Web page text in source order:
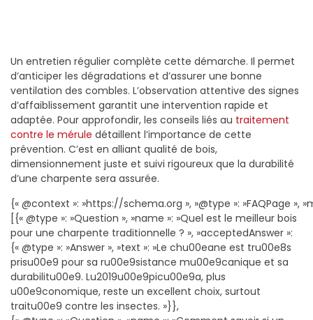
Un entretien régulier complète cette démarche. Il permet
d’anticiper les dégradations et d’assurer une bonne
ventilation des combles. L’observation attentive des signes
d’affaiblissement garantit une intervention rapide et
adaptée. Pour approfondir, les conseils liés au traitement
contre le mérule détaillent l’importance de cette
prévention. C’est en alliant qualité de bois,
dimensionnement juste et suivi rigoureux que la durabilité
d’une charpente sera assurée.
{« @context »: »https://schema.org », »@type »: »FAQPage »,
[{« @type »: »Question », »name »: »Quel est le meilleur bois
pour une charpente traditionnelle ? », »acceptedAnswer »:
{« @type »: »Answer », »text »: »Le chu00eane est tru00e8s
prisu00e9 pour sa ru00e9sistance mu00e9canique et sa
durabilitu00e9. Lu2019u00e9picu00e9a, plus
u00e9conomique, reste un excellent choix, surtout
traitu00e9 contre les insectes. »}},